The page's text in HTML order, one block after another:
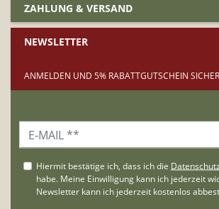
ZAHLUNG & VERSAND
NEWSLETTER
ANMELDEN UND 5% RABATTGUTSCHEIN